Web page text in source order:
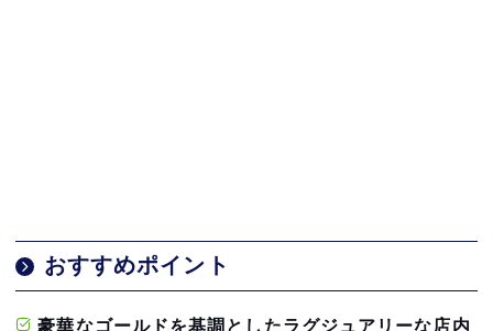
おすすめポイント